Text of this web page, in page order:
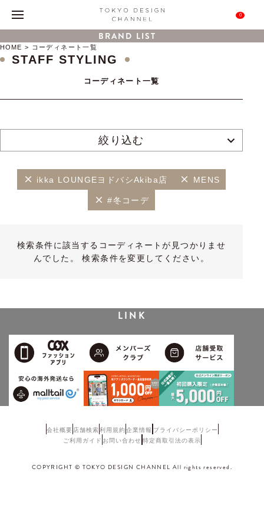
0
BRAND LIST
HOME コーディネート一覧
STAFF STYLING
コーディネート一覧
絞り込む
ikka LOUNGEヨドバシAkiba店 MENS
#冬コーデ
検索条件に該当するコーディネートが見つかりませ
んでした。 検索条件を変更してください。
LINK
会社概要 店舗検索利用規約企業情報 プライバシーポリシー
ご利用ガイド お問い合わせ 特定商取引法の表示
COPYRIGHT © TOKYO DESIGN CHANNEL All rights reserved.